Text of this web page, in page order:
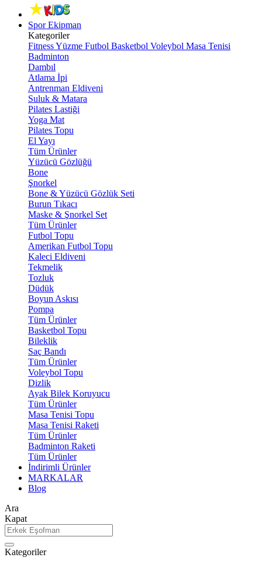
Spor Ekipman
Kategoriler
FitnessYüzme Futbol Basketbol Voleybol Masa Tenisi
Badminton
Dambıl
Atlama İpi
Antrenman Eldiveni
Suluk & Matara
Pilates Lastiği
Yoga Mat
Pilates Topu
El Yayı
Tüm Ürünler
Yüzücü Gözlüğü
Bone
Şnorkel
Bone & Yüzücü Gözlük Seti
Burun Tıkacı
Maske & Şnorkel Set
Tüm Ürünler
Futbol Topu
Amerikan Futbol Topu
Kaleci Eldiveni
Tekmelik
Tozluk
Düdük
Boyun Askısı
Pompa
Tüm Ürünler
Basketbol Topu
Bileklik
Saç Bandı
Tüm Ürünler
Voleybol Topu
Dizlik
Ayak Bilek Koruyucu
Tüm Ürünler
Masa Tenisi Topu
Masa Tenisi Raketi
Tüm Ürünler
Badminton Raketi
Tüm Ürünler
İndirimli Ürünler
MARKALAR
Blog
Ara
Kapat
Kategoriler